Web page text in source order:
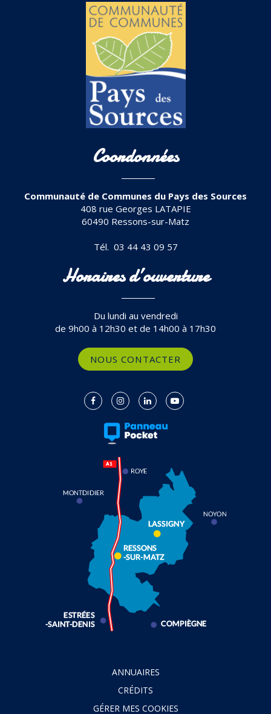
Coordonnées
Communauté de Communes du Pays des Sources
408 rue Georges LATAPIE
60490 Ressons-sur-Matz
Tél. 03 44 43 09 57
Horaires d’ouverture
Du lundi au vendredi
de 9h00 à 12h30 et de 14h00 à 17h30
NOUS CONTACTER
Lien
compte
Lien
le
compte
Lien
le
compte
Lien
ANNUAIRES
CRÉDITS
GÉRER MES COOKIES